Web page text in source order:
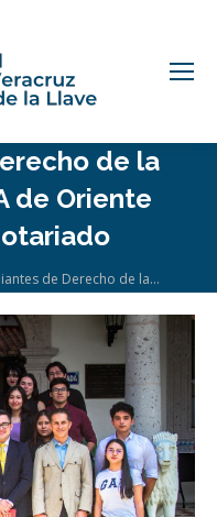
de la
de Oriente
de Derecho de la…